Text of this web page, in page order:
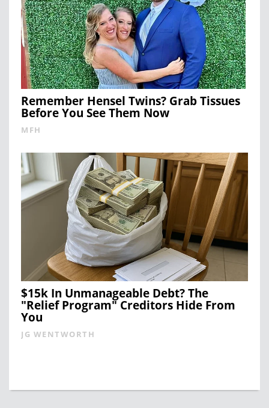
Remember Hensel Twins? Grab Tissues
Before You See Them Now
MFH
$15k In Unmanageable Debt? The
"Relief Program" Creditors Hide From
You
JG WENTWORTH